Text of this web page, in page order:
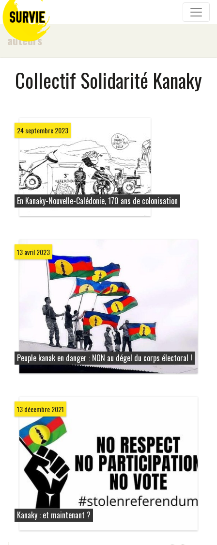
auteurs
Collectif Solidarité Kanaky
24 septembre 2023
En Kanaky-Nouvelle-Calédonie, 170 ans de colonisation
13 avril 2023
Peuple kanak en danger : NON au dégel du corps électoral !
13 décembre 2021
Kanaky : et maintenant ?